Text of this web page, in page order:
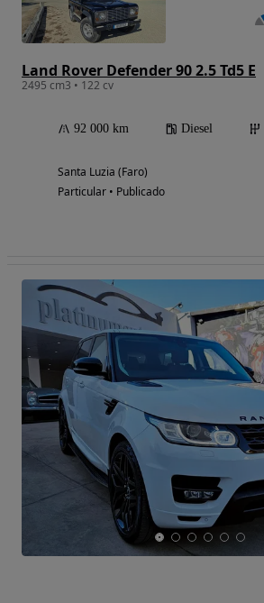
Land Rover Defender 90 2.5 Td5 E
2495 cm3 • 122 cv
92 000 km Diesel
Santa Luzia (Faro)
Particular • Publicado